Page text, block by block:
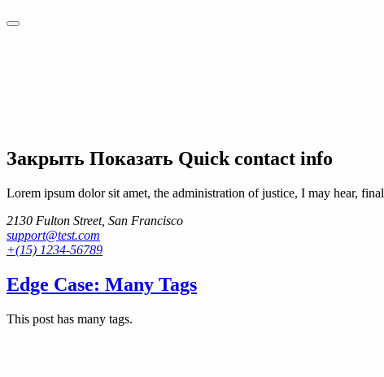
Закрыть Показать Quick contact info
Lorem ipsum dolor sit amet, the administration of justice, I may hear,
2130 Fulton Street, San Francisco
support@test.com
+(15) 1234-56789
Edge Case: Many Tags
This post has many tags.